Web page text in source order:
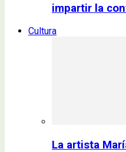
impartir la
Cultura
La artista